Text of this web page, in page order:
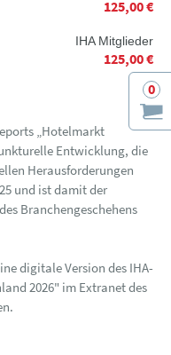
0
125,00 €
IHA Mitglieder
125,00 €
„Hotelmarkt
Entwicklung, die
Herausforderungen
und ist damit der
Branchengeschehens
digitale Version des IHA-
2026" im Extranet des